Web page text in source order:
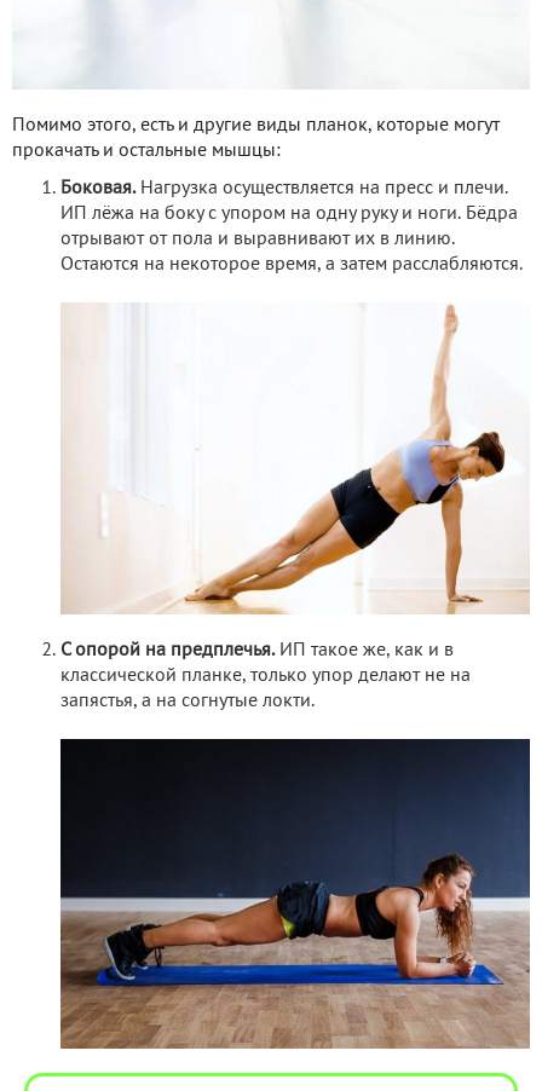
Помимо этого, есть и другие виды планок, которые могут
прокачать и остальные мышцы:
Боковая.Нагрузка осуществляется на пресс и плечи.
ИП лёжа на боку с упором на одну руку и ноги. Бёдра
отрывают от пола и выравнивают их в линию.
Остаются на некоторое время, а затем расслабляются.
С опорой на предплечья.ИП такое же, как и в
классической планке, только упор делают не на
запястья, а на согнутые локти.